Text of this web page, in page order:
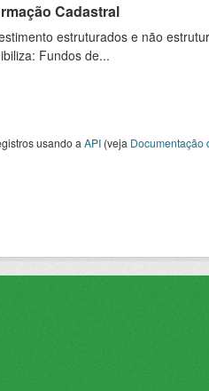
Cadastral
estruturados e não
Fundos de...
usando a API(veja Documentação